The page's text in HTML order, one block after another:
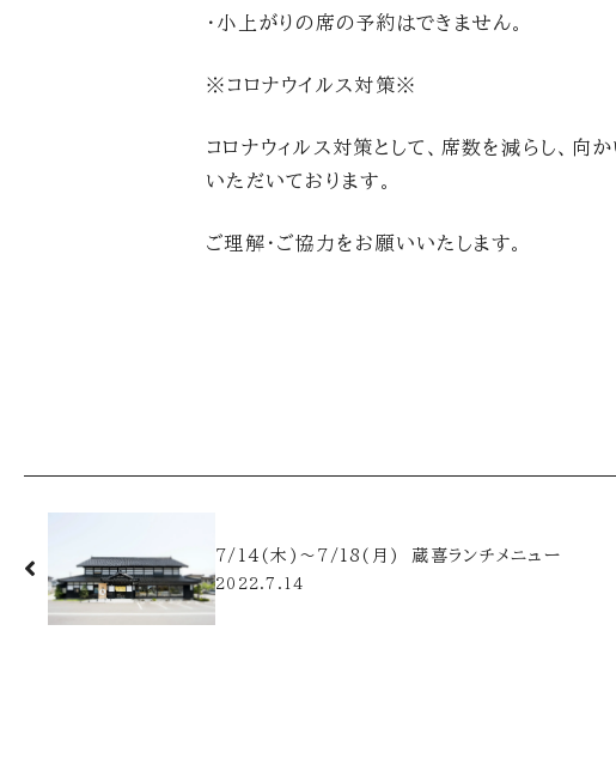
・小上がりの席の予約はできません。
※コロナウイルス対策※
コロナウィルス対策として、席数を減らし、
いただいております。
ご理解・ご協力をお願いいたします。
7/14(木)～7/18(月) 蔵喜ランチメニュー
2022.7.14